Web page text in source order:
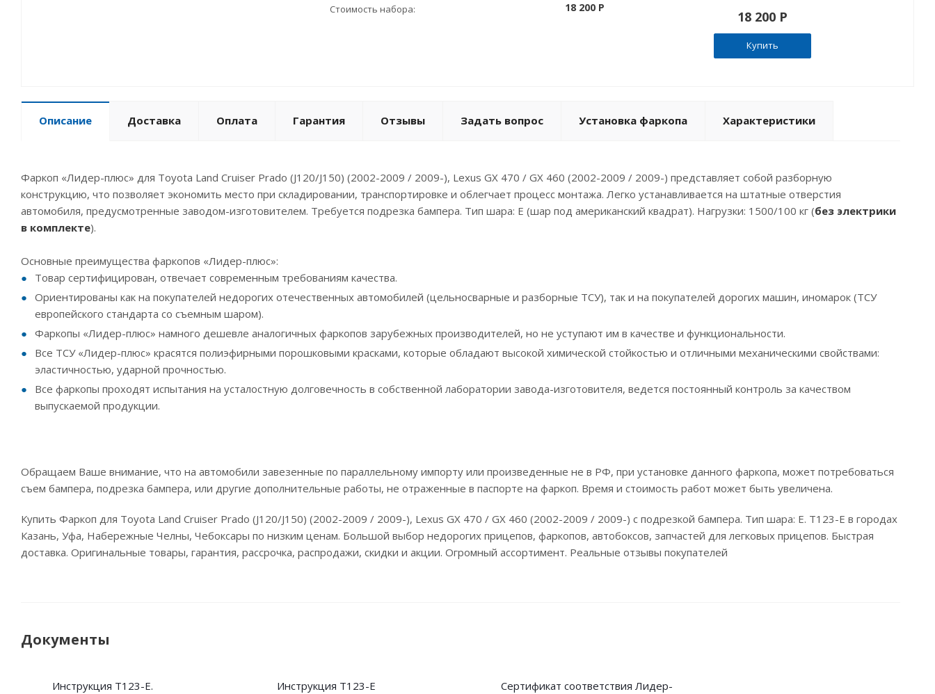
Стоимость набора: 18 200 P
18 200 P
Купить
Описание Доставка Оплата Гарантия Отзывы Задать вопрос Установка фаркопа Характеристики
Фаркоп «Лидер-плюс» для Toyota Land Cruiser Prado (J120/J150) (2002-2009 / 2009-), Lexus GX 470 / GX 460 (2002-2009 / 2009-) представляет собой разборную
конструкцию, что позволяет экономить место при складировании, транспортировке и облегчает процесс монтажа. Легко устанавливается на штатные отверстия
автомобиля, предусмотренные заводом-изготовителем. Требуется подрезка бампера. Тип шара: Е (шар под американский квадрат). Нагрузки: 1500/100 кг (без электрики
в комплекте).
Основные преимущества фаркопов «Лидер-плюс»:
Товар сертифицирован, отвечает современным требованиям качества.
Ориентированы как на покупателей недорогих отечественных автомобилей (цельносварные и разборные ТСУ), так и на покупателей дорогих машин, иномарок (ТСУ
европейского стандарта со съемным шаром).
Фаркопы «Лидер-плюс» намного дешевле аналогичных фаркопов зарубежных производителей, но не уступают им в качестве и функциональности.
Все ТСУ «Лидер-плюс» красятся полиэфирными порошковыми красками, которые обладают высокой химической стойкостью и отличными механическими свойствами:
эластичностью, ударной прочностью.
Все фаркопы проходят испытания на усталостную долговечность в собственной лаборатории завода-изготовителя, ведется постоянный контроль за качеством
выпускаемой продукции.
Обращаем Ваше внимание, что на автомобили завезенные по параллельному импорту или произведенные не в РФ, при установке данного фаркопа, может потребоваться
съем бампера, подрезка бампера, или другие дополнительные работы, не отраженные в паспорте на фаркоп. Время и стоимость работ может быть увеличена.
Купить Фаркоп для Toyota Land Cruiser Prado (J120/J150) (2002-2009 / 2009-), Lexus GX 470 / GX 460 (2002-2009 / 2009-) с подрезкой бампера. Тип шара: E. T123-E в городах
Казань, Уфа, Набережные Челны, Чебоксары по низким ценам. Большой выбор недорогих прицепов, фаркопов, автобоксов, запчастей для легковых прицепов. Быстрая
доставка. Оригинальные товары, гарантия, рассрочка, распродажи, скидки и акции. Огромный ассортимент. Реальные отзывы покупателей
Документы
Инструкция T123-E.
Инструкция T123-E
Сертификат соответствия Лидер-